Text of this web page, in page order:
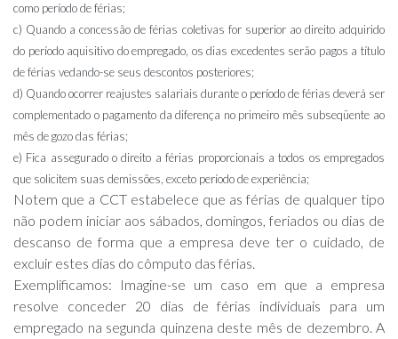
como período de férias;
c) Quando a concessão de férias coletivas for superior ao direito adquirido
do período aquisitivo do empregado, os dias excedentes serão pagos a título
de férias vedando-se seus descontos posteriores;
d) Quando ocorrer reajustes salariais durante o período de férias deverá ser
complementado o pagamento da diferença no primeiro mês subseqüente ao
mês de gozo das férias;
e) Fica assegurado o direito a férias proporcionais a todos os empregados
que solicitem suas demissões, exceto período de experiência;
Notem que a CCT estabelece que as férias de qualquer tipo
não podem iniciar aos sábados, domingos, feriados ou dias de
descanso de forma que a empresa deve ter o cuidado, de
excluir estes dias do cômputo das férias.
Exemplificamos: Imagine-se um caso em que a empresa
resolve conceder 20 dias de férias individuais para um
empregado na segunda quinzena deste mês de dezembro. A